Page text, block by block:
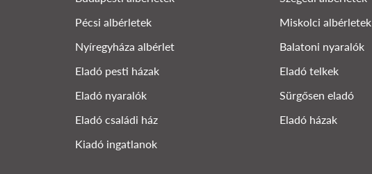
Pécsi albérletek
Miskolci albérletek
Nyíregyháza albérlet
Balatoni nyaralók
Eladó pesti házak
Eladó telkek
Eladó nyaralók
Sürgősen eladó
Eladó családi ház
Eladó házak
Kiadó ingatlanok